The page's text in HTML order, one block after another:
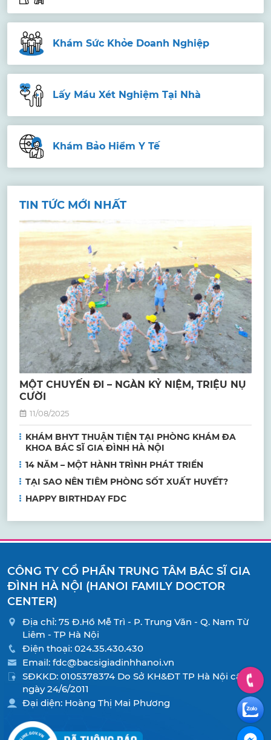
Khám Sức Khỏe Doanh Nghiệp
Lấy Máu Xét Nghiệm Tại Nhà
Khám Bảo Hiểm Y Tế
TIN TỨC MỚI NHẤT
MỘT CHUYẾN ĐI – NGÀN KỶ NIỆM, TRIỆU NỤ
CƯỜI
11/08/2025
KHÁM BHYT THUẬN TIỆN TẠI PHÒNG KHÁM ĐA
KHOA BÁC SĨ GIA ĐÌNH HÀ NỘI
14 NĂM – MỘT HÀNH TRÌNH PHÁT TRIỂN
TẠI SAO NÊN TIÊM PHÒNG SỐT XUẤT HUYẾT?
HAPPY BIRTHDAY FDC
CÔNG TY CỔ PHẦN TRUNG TÂM BÁC SĨ GIA
ĐÌNH HÀ NỘI (HANOI FAMILY DOCTOR
CENTER)
Địa chỉ: 75 Đ.Hồ Mễ Trì - P. Trung Văn - Q. Nam Từ
Liêm - TP Hà Nội
Điện thoại: 024.35.430.430
Email: fdc@bacsigiadinhhanoi.vn
SĐKKD: 0105378374 Do Sở KH&ĐT TP Hà Nội cấp
ngày 24/6/2011
Đại diện: Hoàng Thị Mai Phương